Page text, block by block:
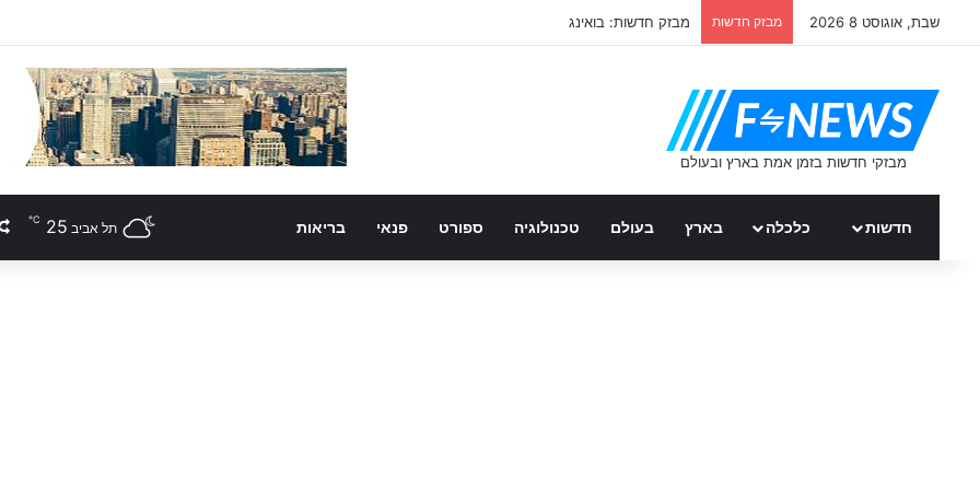
שבת, אוגוסט 8 2026 מבזק חדשות מבזק חדשות: בואינג
חדשות כלכלה בארץ בעולם טכנולוגיה ספורט פנאי בריאות תל אביב 25
℃